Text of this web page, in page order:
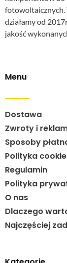
fotowoltaicznych.
działamy od
jakość
Menu
Dostawa
Zwroty i
Sposoby
Polityka
Regulamin
Polityka
O nas
Dlaczego
Najczęściej